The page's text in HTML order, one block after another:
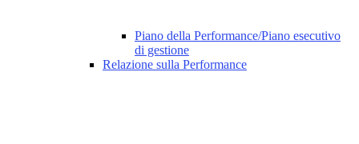
Piano della Performance/Piano esecutivo
di gestione
Relazione sulla Performance